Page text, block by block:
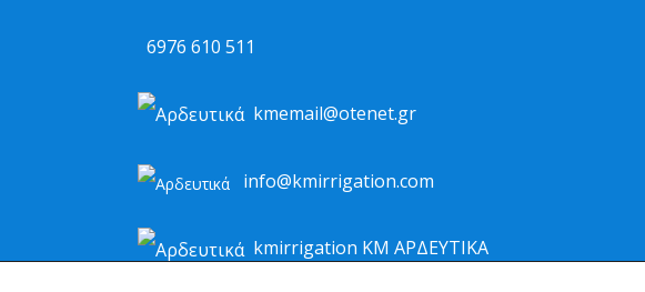
6976 610 511
kmemail@otenet.gr
info@kmirrigation.com
kmirrigation ΚΜ ΑΡΔΕΥΤΙΚΑ